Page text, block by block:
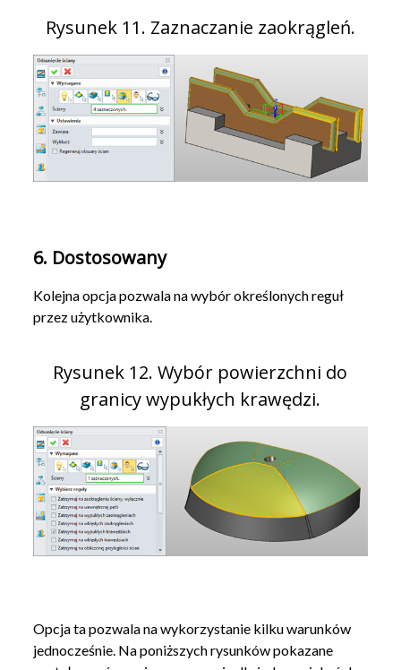
Rysunek 11. Zaznaczanie zaokrągleń.
6. Dostosowany
Kolejna opcja pozwala na wybór określonych reguł
przez użytkownika.
Rysunek 12. Wybór powierzchni do
granicy wypukłych krawędzi.
Opcja ta pozwala na wykorzystanie kilku warunków
jednocześnie. Na poniższych rysunków pokazane